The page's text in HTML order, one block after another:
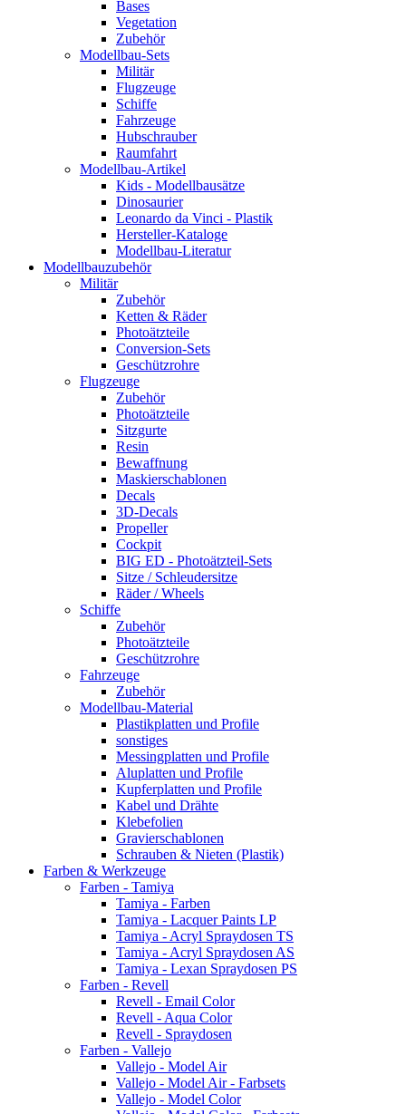
Bases
Vegetation
Zubehör
Modellbau-Sets
Militär
Flugzeuge
Schiffe
Fahrzeuge
Hubschrauber
Raumfahrt
Modellbau-Artikel
Kids - Modellbausätze
Dinosaurier
Leonardo da Vinci - Plastik
Hersteller-Kataloge
Modellbau-Literatur
Modellbauzubehör
Militär
Zubehör
Ketten & Räder
Photoätzteile
Conversion-Sets
Geschützrohre
Flugzeuge
Zubehör
Photoätzteile
Sitzgurte
Resin
Bewaffnung
Maskierschablonen
Decals
3D-Decals
Propeller
Cockpit
BIG ED - Photoätzteil-Sets
Sitze / Schleudersitze
Räder / Wheels
Schiffe
Zubehör
Photoätzteile
Geschützrohre
Fahrzeuge
Zubehör
Modellbau-Material
Plastikplatten und Profile
sonstiges
Messingplatten und Profile
Aluplatten und Profile
Kupferplatten und Profile
Kabel und Drähte
Klebefolien
Gravierschablonen
Schrauben & Nieten (Plastik)
Farben & Werkzeuge
Farben - Tamiya
Tamiya - Farben
Tamiya - Lacquer Paints LP
Tamiya - Acryl Spraydosen TS
Tamiya - Acryl Spraydosen AS
Tamiya - Lexan Spraydosen PS
Farben - Revell
Revell - Email Color
Revell - Aqua Color
Revell - Spraydosen
Farben - Vallejo
Vallejo - Model Air
Vallejo - Model Air - Farbsets
Vallejo - Model Color